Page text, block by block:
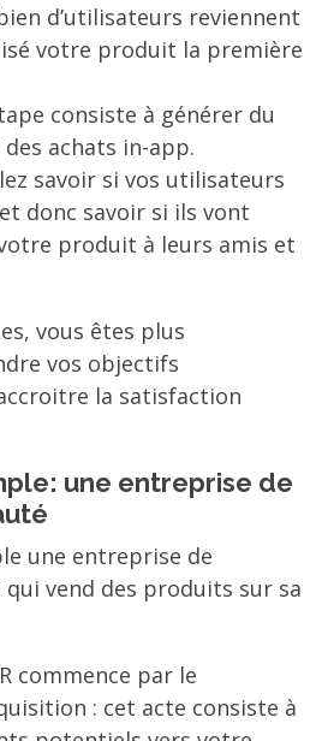
d’utilisateurs reviennent
votre produit la première
consiste à générer du
achats in-app.
savoir si vos utilisateurs
donc savoir si ils vont
produit à leurs amis et
vous êtes plus
vos objectifs
la satisfaction
une entreprise de
une entreprise de
vend des produits sur sa
commence par le
: cet acte consiste à